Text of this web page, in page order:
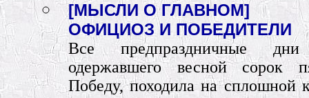
[МЫСЛИ О ГЛАВНОМ]
ОФИЦИОЗ И ПОБЕДИТЕЛИ
Все предпраздничные дни
одержавшего весной сорок
Победу, походила на сплошной